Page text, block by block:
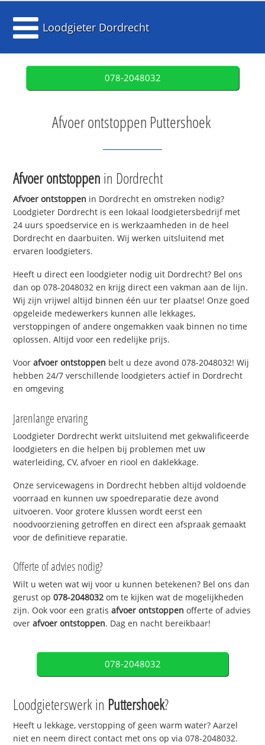
Loodgieter Dordrecht
078-2048032
Afvoer ontstoppen Puttershoek
Afvoer ontstoppen in Dordrecht
Afvoer ontstoppen in Dordrecht en omstreken nodig?
Loodgieter Dordrecht is een lokaal loodgietersbedrijf met
24 uurs spoedservice en is werkzaamheden in de heel
Dordrecht en daarbuiten. Wij werken uitsluitend met
ervaren loodgieters.
Heeft u direct een loodgieter nodig uit Dordrecht? Bel ons
dan op 078-2048032 en krijg direct een vakman aan de lijn.
Wij zijn vrijwel altijd binnen één uur ter plaatse! Onze goed
opgeleide medewerkers kunnen alle lekkages,
verstoppingen of andere ongemakken vaak binnen no time
oplossen. Altijd voor een redelijke prijs.
Voorafvoer ontstoppen belt u deze avond 078-2048032! Wij
hebben 24/7 verschillende loodgieters actief in Dordrecht
en omgeving
Jarenlange ervaring
Loodgieter Dordrecht werkt uitsluitend met gekwalificeerde
loodgieters en die helpen bij problemen met uw
waterleiding, CV, afvoer en riool en daklekkage.
Onze servicewagens in Dordrecht hebben altijd voldoende
voorraad en kunnen uw spoedreparatie deze avond
uitvoeren. Voor grotere klussen wordt eerst een
noodvoorziening getroffen en direct een afspraak gemaakt
voor de definitieve reparatie.
Offerte of advies nodig?
Wilt u weten wat wij voor u kunnen betekenen? Bel ons dan
gerust op078-2048032 om te kijken wat de mogelijkheden
zijn. Ook voor een gratisafvoer ontstoppen offerte of advies
overafvoer ontstoppen. Dag en nacht bereikbaar!
078-2048032
Loodgieterswerk in Puttershoek?
Heeft u lekkage, verstopping of geen warm water? Aarzel
niet en neem direct contact met ons op via 078-2048032.